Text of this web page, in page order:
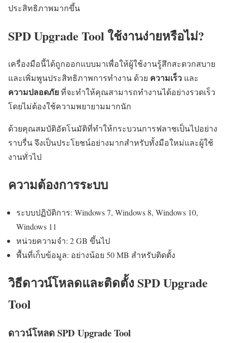
ประสิทธิภาพมากขึ้น
SPD Upgrade Tool ใช้งานง่ายหรือไม่?
เครื่องมือนี้ได้ถูกออกแบบมาเพื่อให้ผู้ใช้งานรู้สึกสะดวกสบาย
และเพิ่มพูนประสิทธิภาพการทำงาน ด้วย ความเร็ว และ
ความปลอดภัยที่จะทำให้คุณสามารถทำงานได้อย่างรวดเร็ว
โดยไม่ต้องใช้ความพยายามมากนัก
ด้วยคุณสมบัติอัตโนมัติที่ทำให้กระบวนการฟลาชเป็นไปอย่าง
ราบรื่น จึงเป็นประโยชน์อย่างมากสำหรับทั้งมือใหม่และผู้ใช้
งานทั่วไป
ความต้องการระบบ
ระบบปฏิบัติการ: Windows 7, Windows 8, Windows 10,
Windows 11
หน่วยความจำ: 2 GB ขึ้นไป
พื้นที่เก็บข้อมูล: อย่างน้อย 50 MB สำหรับติดตั้ง
วิธีดาวน์โหลดและติดตั้ง SPD Upgrade
Tool
ดาวน์โหลด SPD Upgrade Tool